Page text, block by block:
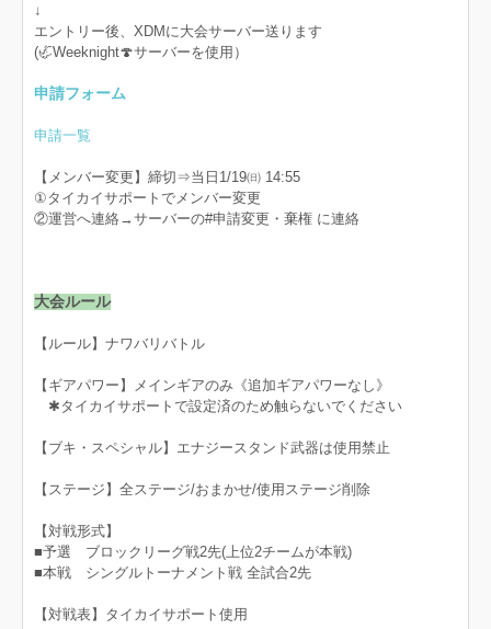
↓
エントリー後、XDMに大会サーバー送ります
(🦏Weeknight🍄サーバーを使用）
申請フォーム
申請一覧
【メンバー変更】締切⇒当日1/19㈰ 14:55
①タイカイサポートでメンバー変更
②運営へ連絡→サーバーの#申請変更・棄権 に連絡
大会ルール
【ルール】ナワバリバトル
【ギアパワー】メインギアのみ《追加ギアパワーなし》
✱タイカイサポートで設定済のため触らないでください
【ブキ・スペシャル】エナジースタンド武器は使用禁止
【ステージ】全ステージ/おまかせ/使用ステージ削除
【対戦形式】
■予選 ブロックリーグ戦2先(上位2チームが本戦)
■本戦 シングルトーナメント戦 全試合2先
【対戦表】タイカイサポート使用